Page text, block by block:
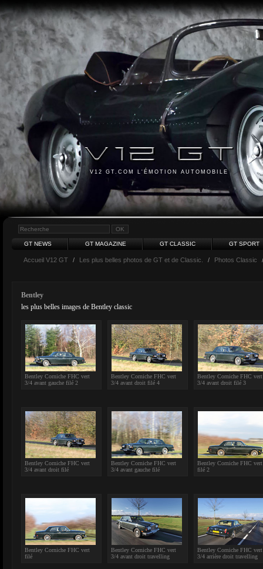
V12 GT.COM L'ÉMOTION AUTOMOBILE
GT NEWS GT MAGAZINE GT CLASSIC GT SPORT
Accueil V12 GT / Les plus belles photos de GT et de Classic. / Photos Classic
Bentley
les plus belles images de Bentley classic
Bentley Corniche FHC vert
3/4 avant gauche filé 2
Bentley Corniche FHC vert
3/4 avant droit filé 4
Bentley Corniche FHC vert
3/4 avant droit filé 3
Bentley Corniche FHC vert
3/4 avant droit filé
Bentley Corniche FHC vert
3/4 avant gauche filé
Bentley Corniche FHC vert
filé 2
Bentley Corniche FHC vert
filé
Bentley Corniche FHC vert
3/4 avant droit travelling
Bentley Corniche FHC vert
3/4 arrière droit travelling